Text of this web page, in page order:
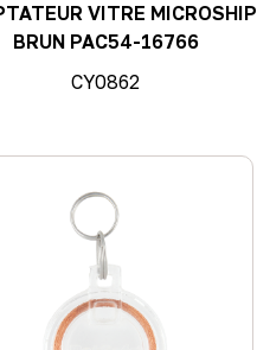
VITRE MICROSHIP
BRUN PAC54-16766
CY0862